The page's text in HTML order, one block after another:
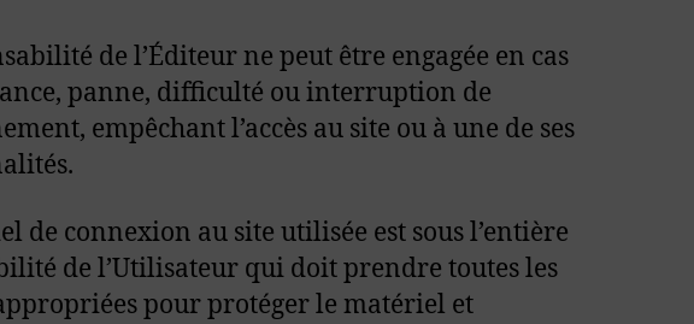
de l’Éditeur ne peut être engagée en cas
panne, difficulté ou interruption de
empêchant l’accès au site ou à une de ses
de connexion au site utilisée est sous l’entière
de l’Utilisateur qui doit prendre toutes les
pour protéger le matériel et